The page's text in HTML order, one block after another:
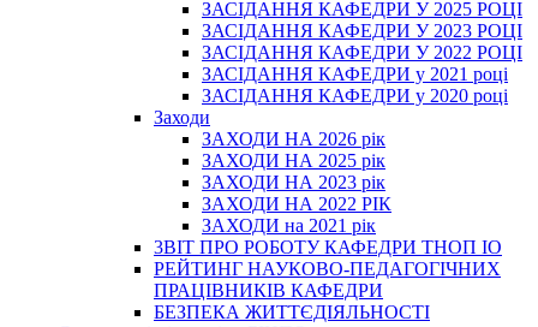
ЗАСІДАННЯ КАФЕДРИ У 2025 РОЦІ
ЗАСІДАННЯ КАФЕДРИ У 2023 РОЦІ
ЗАСІДАННЯ КАФЕДРИ У 2022 РОЦІ
ЗАСІДАННЯ КАФЕДРИ у 2021 році
ЗАСІДАННЯ КАФЕДРИ у 2020 році
Заходи
ЗАХОДИ НА 2026 рік
ЗАХОДИ НА 2025 рік
ЗАХОДИ НА 2023 рік
ЗАХОДИ НА 2022 РІК
ЗАХОДИ на 2021 рік
3BIT ПРО РОБОТУ КАФЕДРИ ТНОП ІО
РЕЙТИНГ НАУКОВО-ПЕДАГОГІЧНИХ
ПРАЦІВНИКІВ КАФЕДРИ
БЕЗПЕКА ЖИТТЄДІЯЛЬНОСТІ